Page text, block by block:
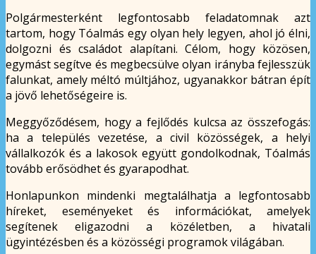
Polgármesterként legfontosabb feladatomnak azt
tartom, hogy Tóalmás egy olyan hely legyen, ahol jó élni,
dolgozni és családot alapítani. Célom, hogy közösen,
egymást segítve és megbecsülve olyan irányba fejlesszük
falunkat, amely méltó múltjához, ugyanakkor bátran épít
a jövő lehetőségeire is.
Meggyőződésem, hogy a fejlődés kulcsa az összefogás:
ha a település vezetése, a civil közösségek, a helyi
vállalkozók és a lakosok együtt gondolkodnak, Tóalmás
tovább erősödhet és gyarapodhat.
Honlapunkon mindenki megtalálhatja a legfontosabb
híreket, eseményeket és információkat, amelyek
segítenek eligazodni a közéletben, a hivatali
ügyintézésben és a közösségi programok világában.